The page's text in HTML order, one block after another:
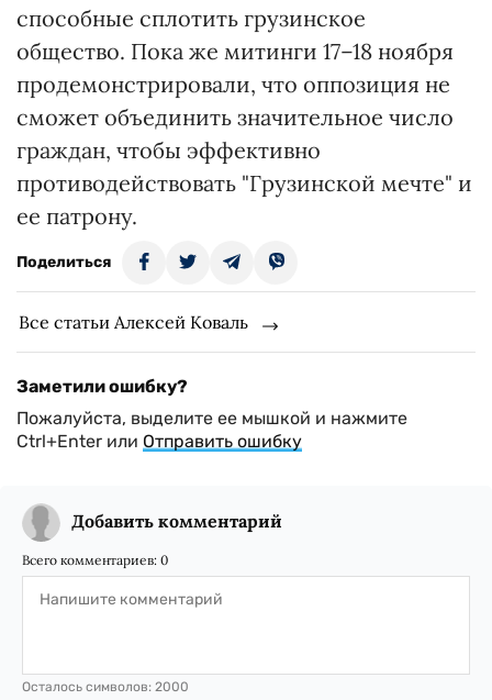
способные сплотить грузинское
общество. Пока же митинги 17–18 ноября
продемонстрировали, что оппозиция не
сможет объединить значительное число
граждан, чтобы эффективно
противодействовать "Грузинской мечте" и
ее патрону.
Поделиться
Все статьи Алексей Коваль
Заметили ошибку?
Пожалуйста, выделите ее мышкой и нажмите
Ctrl+Enter или Отправить ошибку
Добавить комментарий
Всего комментариев: 0
Осталось символов: 2000